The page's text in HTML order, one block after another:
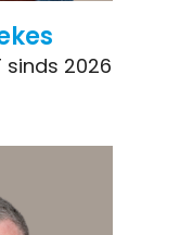
sinds 2026